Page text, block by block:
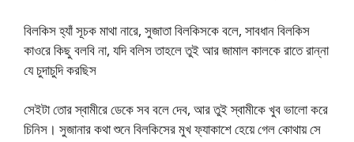
বিলকিস হ্যাঁ সূচক মাথা নারে, সুজাতা বিলকিসকে বলে, সাবধান বিলকিস
কাওরে কিছু বলবি না, যদি বলিস তাহলে তুই আর জামাল কালকে রাতে রান্না
যে চুদাচুদি করছিস
সেইটা তোর স্বামীরে ডেকে সব বলে দেব, আর তুই স্বামীকে খুব ভালো করে
চিনিস। সুজানার কথা শুনে বিলকিসের মুখ ফ্যাকাশে হেয়ে গেল কোথায় সে